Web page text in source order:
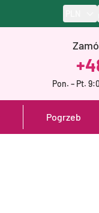
Pon. – Pt.
Pogrzeb